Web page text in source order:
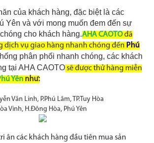
của khách hàng, đặc biệt là các
Yên và với mong muốn đem đến sự
cho khách hàng.AHA CAOTOđã
dịch vụ giao hàng nhanh chóng đến Phú
phân phối nhanh chóng, các khách
tại AHA CAOTOsẽ được thử hàng miễn
Yên như:
Văn Linh, P.Phú Lâm, TP.Tuy Hòa
Vinh, H.Đông Hòa, Phú Yên
ân các khách hàng đầu tiên mua sản